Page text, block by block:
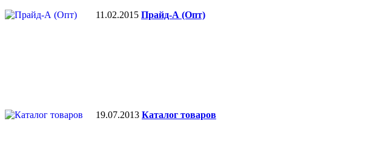
11.02.2015 Прайд-А (Опт)
19.07.2013 Каталог товаров